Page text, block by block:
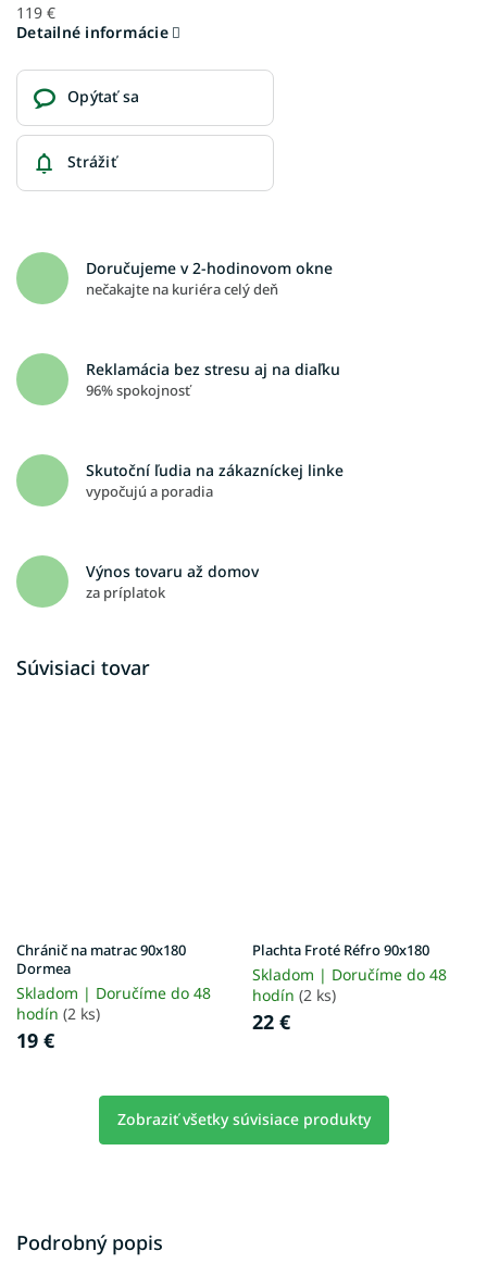
119 €
Detailné informácie
Opýtať sa
Strážiť
Doručujeme v 2-hodinovom okne
nečakajte na kuriéra celý deň
Reklamácia bez stresu aj na diaľku
96% spokojnosť
Skutoční ľudia na zákazníckej linke
vypočujú a poradia
Výnos tovaru až domov
za príplatok
Súvisiaci tovar
Chránič na matrac 90x180
Dormea
Skladom | Doručíme do 48
hodín (2 ks)
19 €
Plachta Froté Réfro 90x180
Skladom | Doručíme do 48
hodín (2 ks)
22 €
Zobraziť všetky súvisiace produkty
Podrobný popis